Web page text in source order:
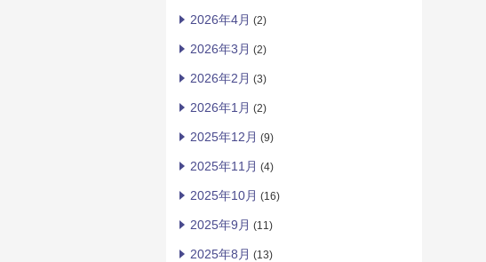
2026年4月 (2)
2026年3月 (2)
2026年2月 (3)
2026年1月 (2)
2025年12月 (9)
2025年11月 (4)
2025年10月 (16)
2025年9月 (11)
2025年8月 (13)